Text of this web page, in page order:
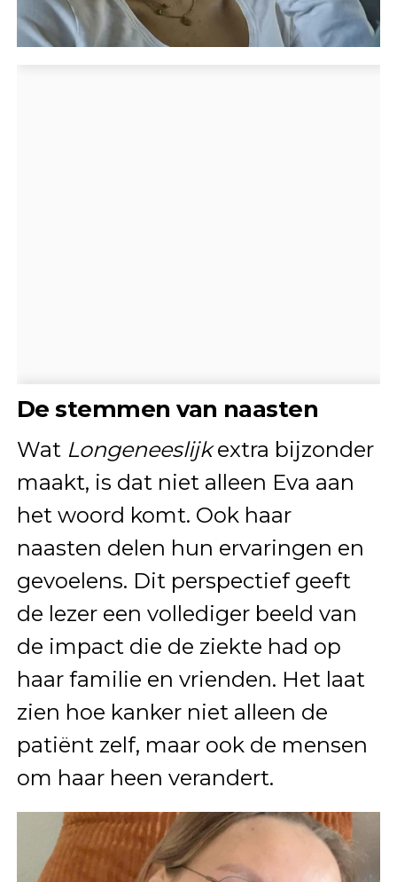
De stemmen van naasten
Wat Longeneeslijkextra bijzonder
maakt, is dat niet alleen Eva aan
het woord komt. Ook haar
naasten delen hun ervaringen en
gevoelens. Dit perspectief geeft
de lezer een vollediger beeld van
de impact die de ziekte had op
haar familie en vrienden. Het laat
zien hoe kanker niet alleen de
patiënt zelf, maar ook de mensen
om haar heen verandert.